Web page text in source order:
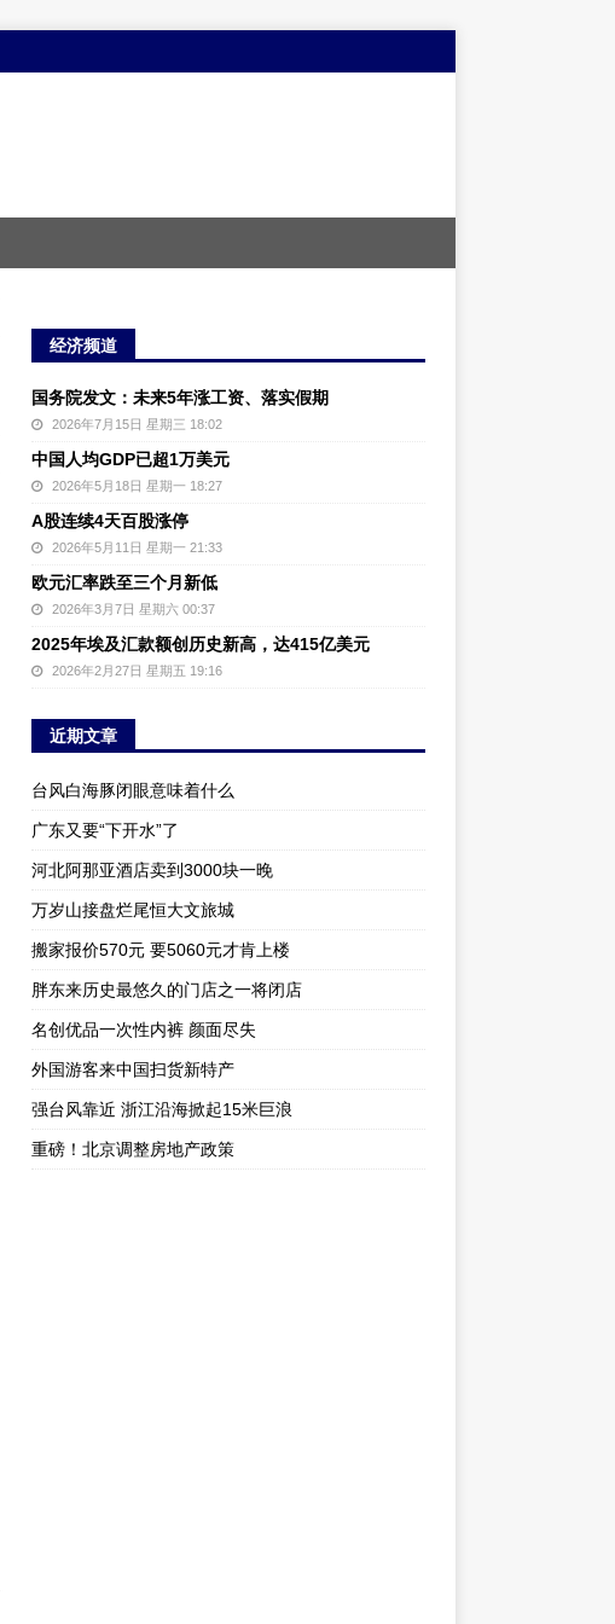
经济频道
国务院发文：未来5年涨工资、落实假期
2026年7月15日 星期三 18:02
中国人均GDP已超1万美元
2026年5月18日 星期一 18:27
A股连续4天百股涨停
2026年5月11日 星期一 21:33
欧元汇率跌至三个月新低
2026年3月7日 星期六 00:37
2025年埃及汇款额创历史新高，达415亿美元
2026年2月27日 星期五 19:16
近期文章
台风白海豚闭眼意味着什么
广东又要“下开水”了
河北阿那亚酒店卖到3000块一晚
万岁山接盘烂尾恒大文旅城
搬家报价570元 要5060元才肯上楼
胖东来历史最悠久的门店之一将闭店
名创优品一次性内裤 颜面尽失
外国游客来中国扫货新特产
强台风靠近 浙江沿海掀起15米巨浪
重磅！北京调整房地产政策